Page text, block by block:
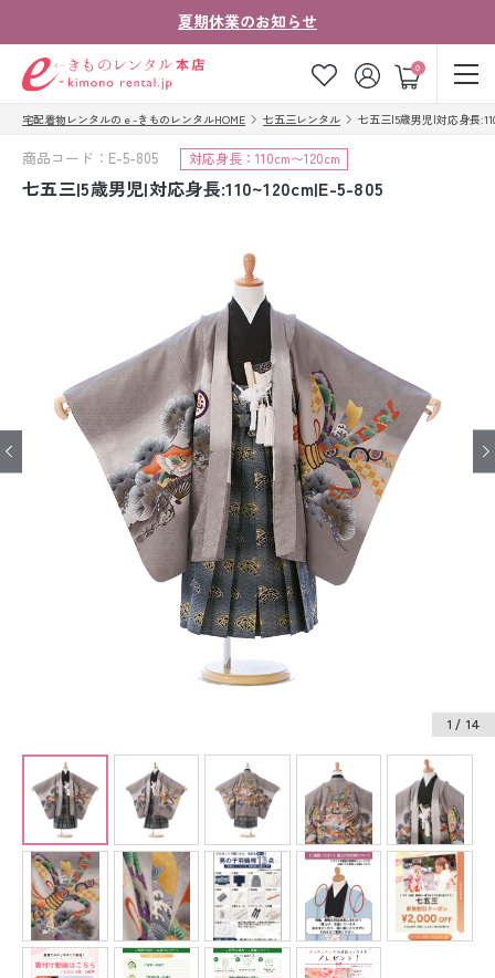
夏期休業のお知らせ
0
ゲスト
お気に入り ログイン カート
ご注文の流れ
法人・グループの
お客様はこちら
着物の種類から探す
七五三レンタル
卒業式袴レンタル
ジュニア着物レンタル
ジュニア洋装レンタル
ベビー洋装レンタル
紋付袴レンタル
宅配着物レンタルのｅ-きものレンタルHOME 七五三レンタル 七五三|5歳男児|対応身長
商品コード：E-5-805 対応身長：110cm〜120cm
七五三|5歳男児|対応身長:110~120cm|E-5-805
1 / 14